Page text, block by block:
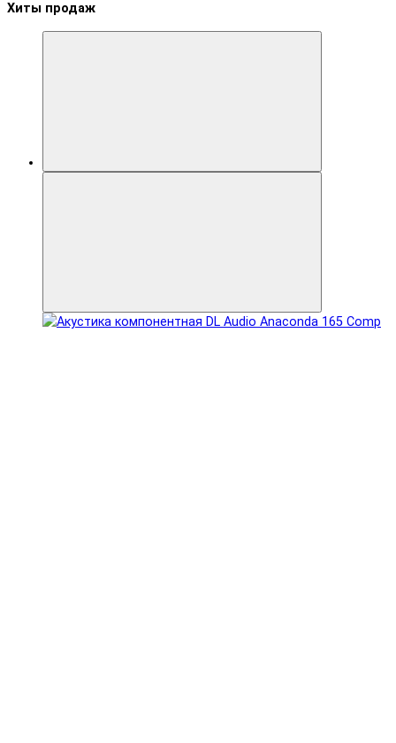
Хиты продаж